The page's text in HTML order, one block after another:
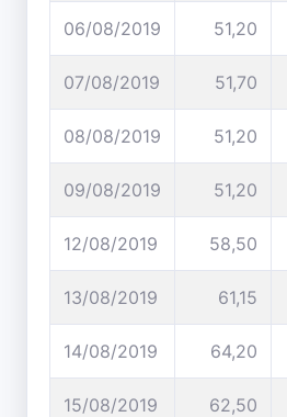
06/08/2019 51,20
07/08/2019 51,70
08/08/2019 51,20
09/08/2019 51,20
12/08/2019 58,50
13/08/2019 61,15
14/08/2019 64,20
15/08/2019 62,50